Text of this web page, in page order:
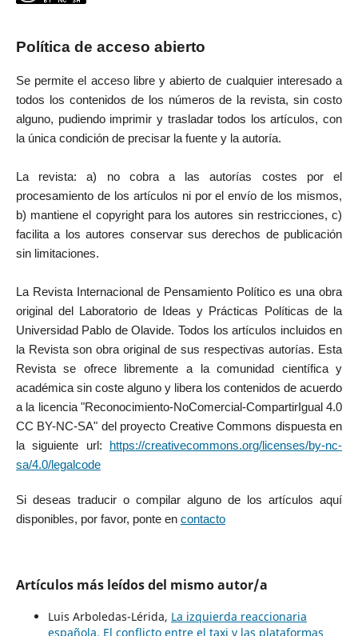
Política de acceso abierto
Se permite el acceso libre y abierto de cualquier interesado a
todos los contenidos de los números de la revista, sin costo
alguno, pudiendo imprimir y trasladar todos los artículos, con
la única condición de precisar la fuente y la autoría.
La revista: a) no cobra a las autorías costes por el
procesamiento de los artículos ni por el envío de los mismos,
b) mantiene el copyright para los autores sin restricciones, c)
facilita a los autores conservar sus derechos de publicación
sin limitaciones.
La Revista Internacional de Pensamiento Político es una obra
original del Laboratorio de Ideas y Prácticas Políticas de la
Universidad Pablo de Olavide. Todos los artículos incluidos en
la Revista son obra original de sus respectivas autorías. Esta
Revista se ofrece libremente a la comunidad científica y
académica sin coste alguno y libera los contenidos de acuerdo
a la licencia "Reconocimiento-NoComercial-CompartirIgual 4.0
CC BY-NC-SA" del proyecto Creative Commons dispuesta en
la siguiente url:
https://creativecommons.org/licenses/by-nc-
sa/4.0/legalcode
Si deseas traducir o compilar alguno de los artículos aquí
disponibles, por favor, ponte en contacto
Artículos más leídos del mismo autor/a
Luis Arboledas-Lérida, La izquierda reaccionaria
española. El conflicto entre el taxi y las plataformas